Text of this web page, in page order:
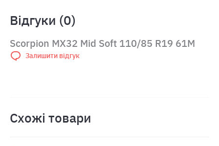
Відгуки (0)
Scorpion MX32 Mid Soft 110/85 R19 61M
Залишити відгук
Схожі товари